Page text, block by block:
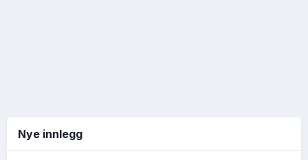
Nye innlegg